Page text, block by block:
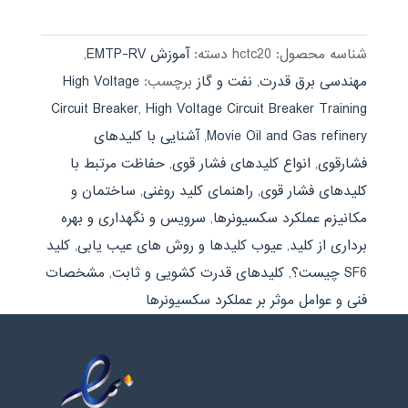
شناسه محصول: hctc20 دسته:آموزش EMTP-RV
,
مهندسی برق قدرت, نفت و گاز برچسب: High Voltage
Circuit Breaker,High Voltage Circuit Breaker Training
Movie Oil and Gas refinery
,آشنایی با کلیدهای
فشارقوی, انواع کلیدهای فشار قوی, حفاظت مرتبط با
کلیدهای فشار قوی, راهنمای کلید روغنی, ساختمان و
مکانیزم عملکرد سکسیونرها, سرویس و نگهداری و بهره
برداری از کلید, عیوب کلیدها و روش های عیب یابی, کلید
SF6 چیست؟
, کلیدهای قدرت کشویی و ثابت, مشخصات
فنی و عوامل موثر بر عملکرد سکسیونرها